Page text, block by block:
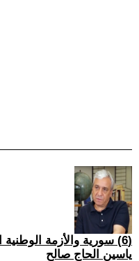
(6) سورية والأزمة الوطنية الجيليّة
ياسين الحاج صالح